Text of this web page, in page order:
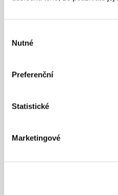
souhlasu
Nutné
Preferenční
Statistické
Marketingové
Režie: Mira Erdevički / Velká
Opuštěný ráj
(Edeni i braktisur)
Sekce:Soutěž
Osobní rychlost
(Personal Velocity)
Sekce:Soutěž Fórum